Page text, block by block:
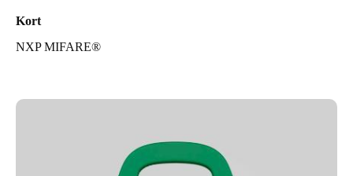
Kort
NXP MIFARE®